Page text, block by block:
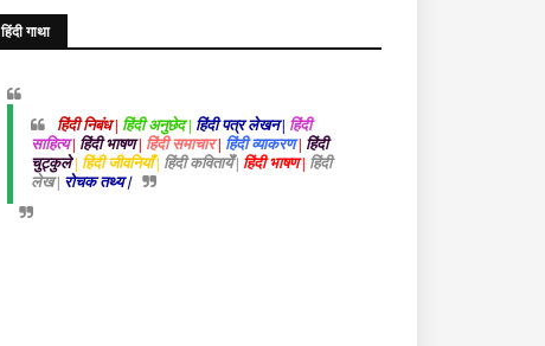
हिंदी गाथा
हिंदी निबंध | हिंदी अनुछेद | हिंदी पत्र लेखन | हिंदी
साहित्य| हिंदी भाषण| हिंदी समाचार| हिंदी व्याकरण| हिंदी
चुट्कुले| हिंदी जीवनियाँ | हिंदी कवितायेँ | हिंदी भाषण | हिंदी
लेख | रोचक तथ्य |